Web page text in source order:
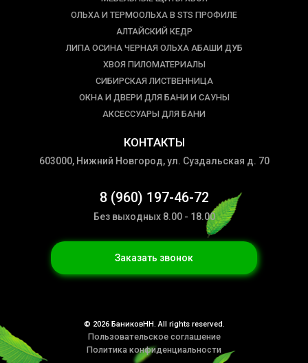
ОЛЬХА И ТЕРМООЛЬХА В STS ПРОФИЛЕ
АЛТАЙСКИЙ КЕДР
ЛИПА ОСИНА ЧЕРНАЯ ОЛЬХА АБАШИ ДУБ
ХВОЯ ПИЛОМАТЕРИАЛЫ
СИБИРСКАЯ ЛИСТВЕННИЦА
ОКНА И ДВЕРИ ДЛЯ БАНИ И САУНЫ
АКСЕССУАРЫ ДЛЯ БАНИ
КОНТАКТЫ
603000, Нижний Новгород, ул. Суздальская д. 70
8 (960) 197-46-72
Без выходных 8.00 - 18.00
Заказать звонок
© 2026 БаниковНН. All rights reserved.
Пользовательское соглашение
Политика конфиденциальности